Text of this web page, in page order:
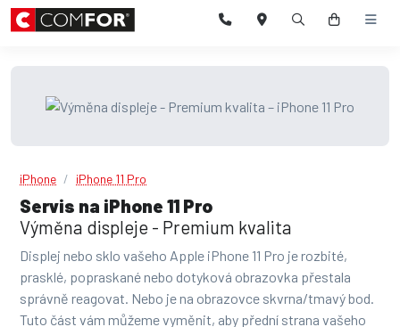
iPhone iPhone 11 Pro
Servis na iPhone 11 Pro
Výměna displeje - Premium kvalita
Displej nebo sklo vašeho Apple iPhone 11 Pro je rozbité,
prasklé, popraskané nebo dotyková obrazovka přestala
správně reagovat. Nebo je na obrazovce skvrna/tmavý bod.
Tuto část vám můžeme vyměnit, aby přední strana vašeho